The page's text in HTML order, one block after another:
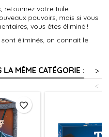
retournez votre tuile
pouvoirs, mais si vous
vous êtes éliminé !
éliminés, on connait le
MÊME CATÉGORIE :
>
<
favorite_border